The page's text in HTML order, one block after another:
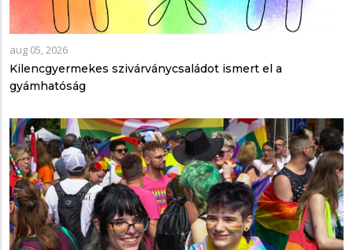
aug 05, 2026
Kilencgyermekes szivárványcsaládot ismert el a
gyámhatóság